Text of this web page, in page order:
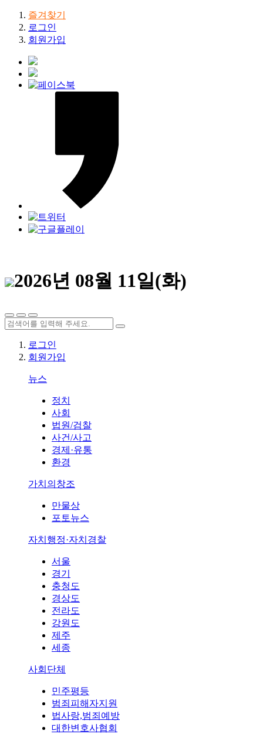
즐겨찾기
로그인
회원가입
2026년 08월 11일(화)
로그인
회원가입
뉴스
정치
사회
법원/검찰
사건/사고
경제·유통
환경
가치의창조
만물상
포토뉴스
자치행정·자치경찰
서울
경기
충청도
경상도
전라도
강원도
제주
세종
사회단체
민주평등
범죄피해자지원
법사랑,범죄예방
대한변호사협회